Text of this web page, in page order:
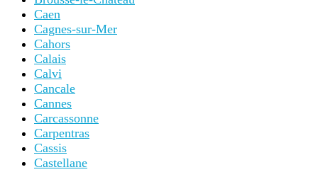
Caen
Cagnes-sur-Mer
Cahors
Calais
Calvi
Cancale
Cannes
Carcassonne
Carpentras
Cassis
Castellane